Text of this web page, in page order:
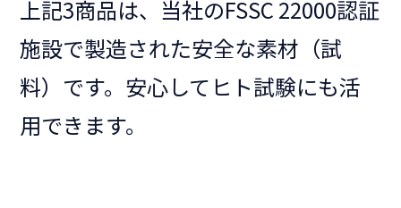
上記3商品は、当社のFSSC 22000認証
施設で製造された安全な素材（試
料）です。安心してヒト試験にも活
用できます。